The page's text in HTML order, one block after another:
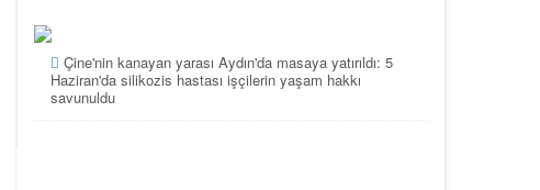
Çine'nin kanayan yarası Aydın'da masaya yatırıldı: 5
Haziran'da silikozis hastası işçilerin yaşam hakkı
savunuldu